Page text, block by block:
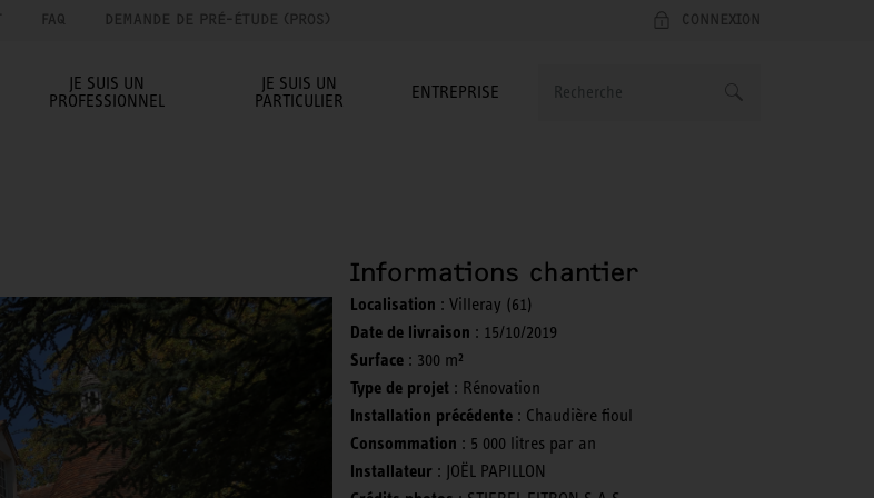
FAQ DEMANDE DE PRÉ-ÉTUDE (PROS) CONNEXION
JE SUIS UN
PROFESSIONNEL
JE SUIS UN
PARTICULIER
ENTREPRISE
Informations chantier
Localisation : Villeray (61)
Date de livraison : 15/10/2019
Surface : 300 m²
Type de projet : Rénovation
Installation précédente: Chaudière fioul
Consommation : 5 000 litres par an
Installateur : JOËL PAPILLON